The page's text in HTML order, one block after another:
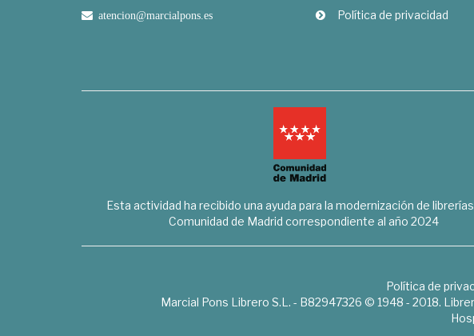
atencion@marcialpons.es
Política de privacidad
Esta actividad ha recibido una ayuda para la modernización de
Comunidad de Madrid correspondiente al año 2024
Política de
Marcial Pons Librero S.L. - B82947326 © 1948 - 2018.